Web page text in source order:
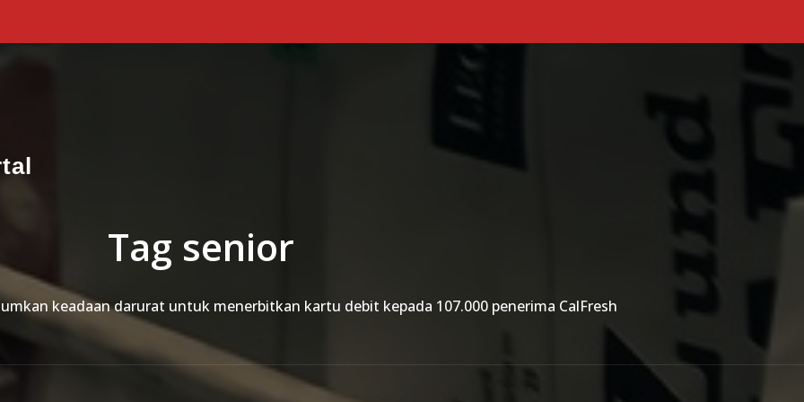
Tag senior
keadaan darurat untuk menerbitkan kartu debit kepada 107.000 penerima CalFresh